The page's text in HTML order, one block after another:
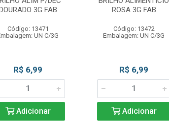
3G FAB
Código: 13471
UN C/3G
R$ 6,99
Adicionar
ROSA 3G FAB
Código: 13472
Embalagem: UN C/3G
R$ 6,99
Adicionar